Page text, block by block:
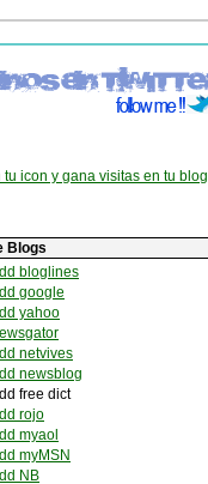
tu icon y gana visitas en tu blog
Blogs
bloglines
google
yahoo
netvives
newsblog
free dict
rojo
myaol
myMSN
NB